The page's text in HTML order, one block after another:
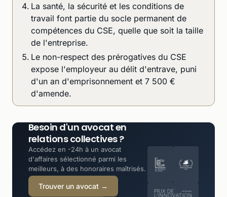
La santé, la sécurité et les conditions de
travail font partie du socle permanent de
compétences du CSE, quelle que soit la taille
de l'entreprise.
Le non-respect des prérogatives du CSE
expose l'employeur au délit d'entrave, puni
d'un an d'emprisonnement et 7 500 €
d'amende.
Besoin d'un avocat en
relations collectives ?
Accédez en -24h à un avocat
d'affaires sélectionné parmi les
meilleurs, à des honoraires maîtrisés.
Trouver un avocat →